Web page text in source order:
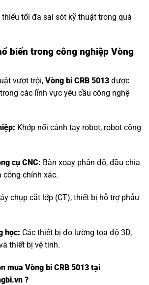
thiểu tối đa sai sót kỹ thuật trong quá
biến trong công nghiệp Vòng
vượt trội, Vòng bi CRB 5013 được
các lĩnh vực yêu cầu công nghệ
Khớp nối cánh tay robot, robot cộng
cụ CNC: Bàn xoay phân độ, đầu chia
công chính xác.
chụp cắt lớp (CT), thiết bị hỗ trợ phẫu
học: Các thiết bị đo lường tọa độ 3D,
thiết bị vệ tinh.
mua Vòng bi CRB 5013 tại
?